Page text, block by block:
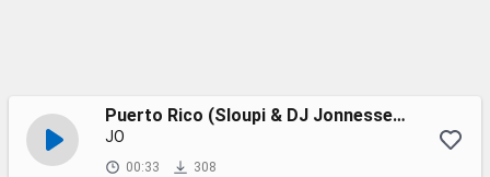
Puerto Rico (Sloupi & DJ Jonnessey remix)
JO
00:33 308